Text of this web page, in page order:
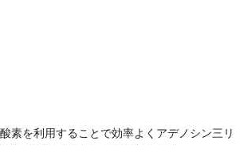
素を利用することで効率よくアデノシン三リ